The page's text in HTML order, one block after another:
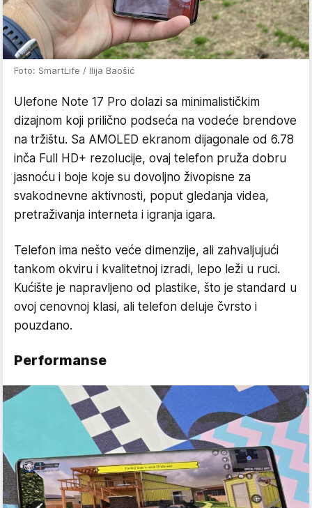
Foto: SmartLife / Ilija Baošić
Ulefone Note 17 Pro dolazi sa minimalističkim
dizajnom koji prilično podseća na vodeće brendove
na tržištu. Sa AMOLED ekranom dijagonale od 6.78
inča Full HD+ rezolucije, ovaj telefon pruža dobru
jasnoću i boje koje su dovoljno živopisne za
svakodnevne aktivnosti, poput gledanja videa,
pretraživanja interneta i igranja igara.
Telefon ima nešto veće dimenzije, ali zahvaljujući
tankom okviru i kvalitetnoj izradi, lepo leži u ruci.
Kućište je napravljeno od plastike, što je standard u
ovoj cenovnoj klasi, ali telefon deluje čvrsto i
pouzdano.
Performanse